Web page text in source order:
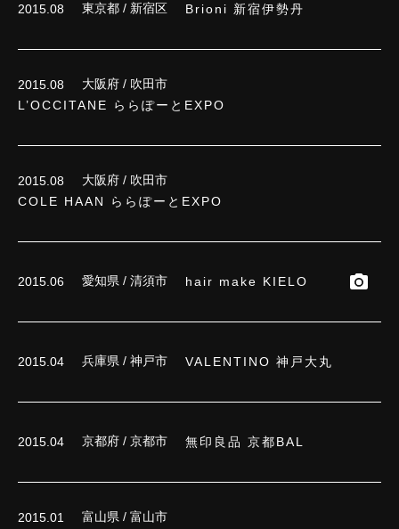
2015.08 東京都 / 新宿区 Brioni 新宿伊勢丹
2015.08
大阪府 / 吹田市
L’OCCITANE ららぽーとEXPO
2015.08
大阪府 / 吹田市
COLE HAAN ららぽーとEXPO
2015.06 愛知県 / 清須市 hair make KIELO
2015.04 兵庫県 / 神戸市 VALENTINO 神戸大丸
2015.04 京都府 / 京都市 無印良品 京都BAL
2015.01
富山県 / 富山市